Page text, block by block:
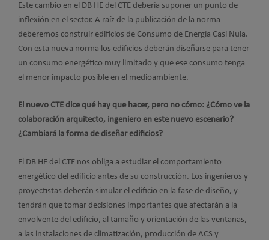
Este cambio en el DB HE del CTE debería suponer un punto de
inflexión en el sector. A raíz de la publicación de la norma
deberemos construir edificios de Consumo de Energía Casi Nula.
Con esta nueva norma los edificios deberán diseñarse para tener
un consumo energético muy limitado y que ese consumo tenga
el menor impacto posible en el medioambiente.
El nuevo CTE dice qué hay que hacer, pero no cómo: ¿Cómo ve la
colaboración arquitecto, ingeniero en este nuevo escenario?
¿Cambiará la forma de diseñar edificios?
El DB HE del CTE nos obliga a estudiar el comportamiento
energético del edificio antes de su construcción. Los ingenieros y
proyectistas deberán simular el edificio en la fase de diseño, y
tendrán que tomar decisiones importantes que afectarán a la
envolvente del edificio, al tamaño y orientación de las ventanas,
a las instalaciones de climatización, producción de ACS y